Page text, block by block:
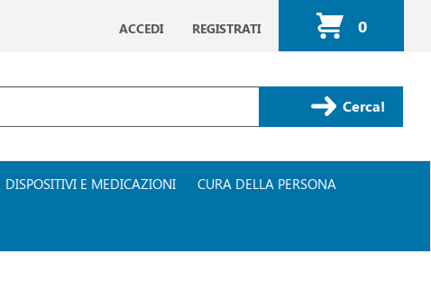
ACCEDI REGISTRATI 0
ARTICOLI
INSERITI
Cerca Prodotto
DISPOSITIVI E MEDICAZIONI CURA DELLA PERSONA